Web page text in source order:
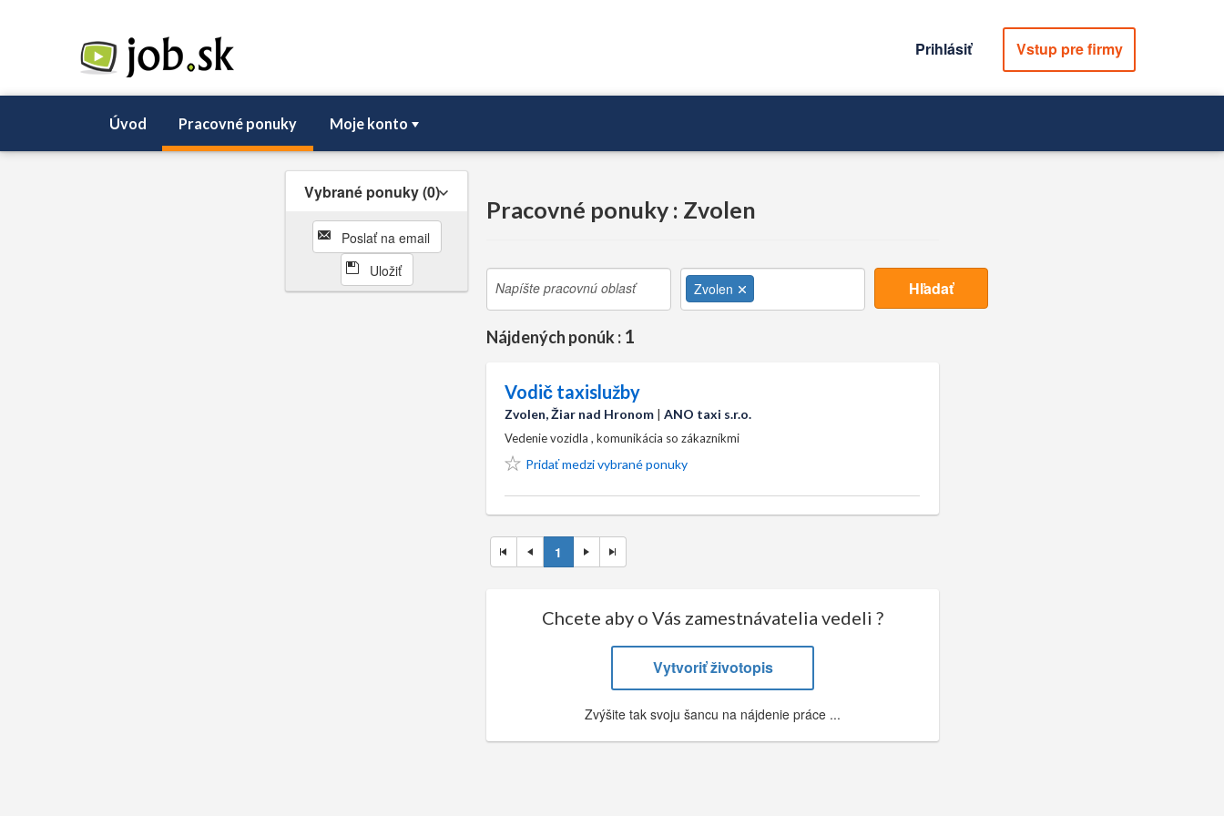
Prihlásiť Vstup pre firmy
Úvod Pracovné ponuky Moje konto
Vybrané ponuky 0
Poslať na email
Uložiť
Pracovné ponuky : Zvolen
Zvolen Hľadať
Nájdených ponúk : 1
Vodič taxislužby
Zvolen, Žiar nad Hronom |ANO taxi s.r.o.
Vedenie vozidla , komunikácia so zákazníkmi
Pridať medzi vybrané ponuky
1
Chcete aby o Vás zamestnávatelia vedeli ?
Vytvoriť životopis
Zvýšite tak svoju šancu na nájdenie práce ...